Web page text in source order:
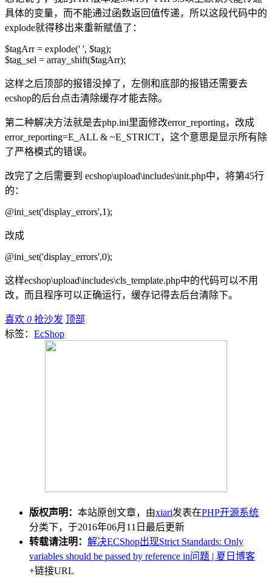
具体的变量，而不能通过函数返回值传递，所以这段代码中的
explode就得移出来重新赋值了：
$tagArr = explode(' ', $tag);
$tag_sel = array_shift($tagArr);
这样之后顶部的报错没掉了，左侧和底部的报错还需要去
ecshop的后台点击清除缓存才能去除。
第二种解决方法就是去php.ini里面修改error_reporting，改成
error_reporting=E_ALL & ~E_STRICT，这个意思是显示所有除
了严格模式的错误。
改完了之后需要到 ecshop\upload\includes\init.php中，将第45行
的：
@ini_set('display_errors',1);
改成
@ini_set('display_errors',0);
这样ecshop\upload\includes\cls_template.php中的代码可以不用
改，而且程序可以正确运行，缓存记得去后台清除下。
喜欢 0 抢沙发 顶部
标签： EcShop
版权声明： 本站原创文章，由xiari发表在PHP开源系统
分类下，于2016年06月11日最后更新
转载请注明： 解决ECShop出现Strict Standards: Only
variables should be passed by reference in问题 | 夏日博客
+链接URL